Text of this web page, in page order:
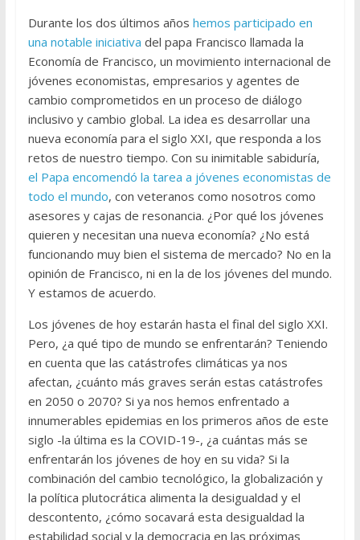
Durante los dos últimos años hemos participado en
una notable iniciativa del papa Francisco llamada la
Economía de Francisco, un movimiento internacional de
jóvenes economistas, empresarios y agentes de
cambio comprometidos en un proceso de diálogo
inclusivo y cambio global. La idea es desarrollar una
nueva economía para el siglo XXI, que responda a los
retos de nuestro tiempo. Con su inimitable sabiduría,
el Papa encomendó la tarea a jóvenes economistas de
todo el mundo, con veteranos como nosotros como
asesores y cajas de resonancia. ¿Por qué los jóvenes
quieren y necesitan una nueva economía? ¿No está
funcionando muy bien el sistema de mercado? No en la
opinión de Francisco, ni en la de los jóvenes del mundo.
Y estamos de acuerdo.
Los jóvenes de hoy estarán hasta el final del siglo XXI.
Pero, ¿a qué tipo de mundo se enfrentarán? Teniendo
en cuenta que las catástrofes climáticas ya nos
afectan, ¿cuánto más graves serán estas catástrofes
en 2050 o 2070? Si ya nos hemos enfrentado a
innumerables epidemias en los primeros años de este
siglo -la última es la COVID-19-, ¿a cuántas más se
enfrentarán los jóvenes de hoy en su vida? Si la
combinación del cambio tecnológico, la globalización y
la política plutocrática alimenta la desigualdad y el
descontento, ¿cómo socavará esta desigualdad la
estabilidad social y la democracia en las próximas